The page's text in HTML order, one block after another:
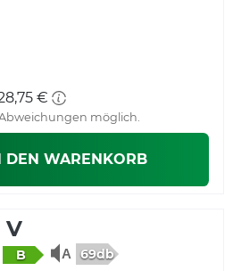
€
möglich.
DEN WARENKORB
V
B 69db